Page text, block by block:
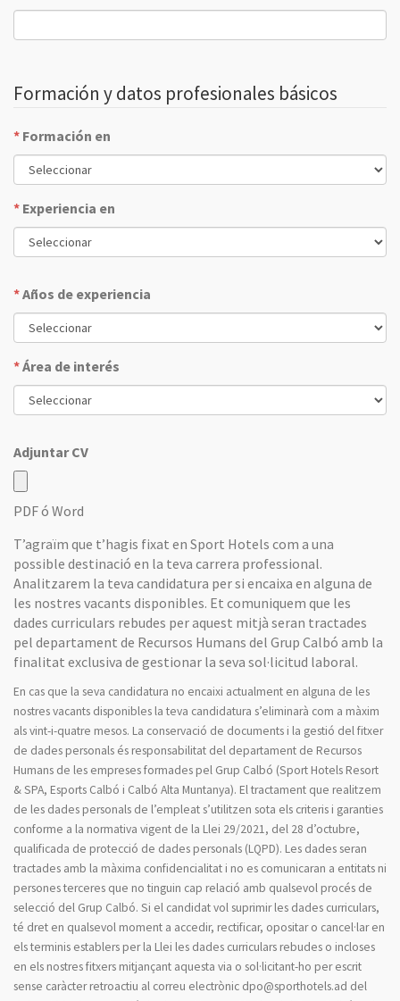
Formación y datos profesionales básicos
* Formación en
* Experiencia en
*Años de experiencia
*Área de interés
Adjuntar CV
PDF ó Word
T’agraïm que t’hagis fixat en Sport Hotels com a una
possible destinació en la teva carrera professional.
Analitzarem la teva candidatura per si encaixa en alguna de
les nostres vacants disponibles. Et comuniquem que les
dades curriculars rebudes per aquest mitjà seran tractades
pel departament de Recursos Humans del Grup Calbó amb la
finalitat exclusiva de gestionar la seva sol·licitud laboral.
En cas que la seva candidatura no encaixi actualment en alguna de les
nostres vacants disponibles la teva candidatura s’eliminarà com a màxim
als vint-i-quatre mesos. La conservació de documents i la gestió del fitxer
de dades personals és responsabilitat del departament de Recursos
Humans de les empreses formades pel Grup Calbó (Sport Hotels Resort
& SPA, Esports Calbó i Calbó Alta Muntanya). El tractament que realitzem
de les dades personals de l’empleat s’utilitzen sota els criteris i garanties
conforme a la normativa vigent de la Llei 29/2021, del 28 d’octubre,
qualificada de protecció de dades personals (LQPD). Les dades seran
tractades amb la màxima confidencialitat i no es comunicaran a entitats ni
persones terceres que no tinguin cap relació amb qualsevol procés de
selecció del Grup Calbó. Si el candidat vol suprimir les dades curriculars,
té dret en qualsevol moment a accedir, rectificar, opositar o cancel·lar en
els terminis establers per la Llei les dades curriculars rebudes o incloses
en els nostres fitxers mitjançant aquesta via o sol·licitant-ho per escrit
sense caràcter retroactiu al correu electrònic dpo@sporthotels.ad del